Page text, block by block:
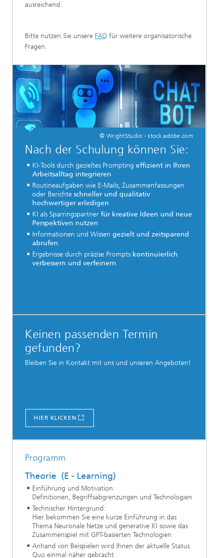
ausreichend.
Bitte nutzen Sie unsere FAQ für weitere organisatorische
Fragen.
© WrightStudio - stock.adobe.com
Nach der Schulung können Sie:
KI-Tools durch gezieltes Prompting effizient in Ihren
Arbeitsalltag integrieren
Routineaufgaben wie E-Mails, Zusammenfassungen
oder Berichte schneller und qualitativ
hochwertiger erledigen
KI als Sparringspartner für kreative Ideen und neue
Perspektiven nutzen
Informationen und Wissen gezielt und zeitsparend
abrufen
Ergebnisse durch präzise Prompts kontinuierlich
verbessern und verfeinern
Keinen passenden Termin
gefunden?
Bleiben Sie in Kontakt mit uns und unseren Angeboten!
HIER KLICKEN
Programm
Theorie (E - Learning)
Einführung und Motivation:
Definitionen, Begriffsabgrenzungen und Technologien
Technischer Hintergrund:
Hier bekommen Sie eine kurze Einführung in das
Thema Neuronale Netze und generative KI sowie das
Zusammenspiel mit GPT-basierten Technologien
Anhand von Beispielen wird Ihnen der aktuelle Status
Quo einmal näher gebracht